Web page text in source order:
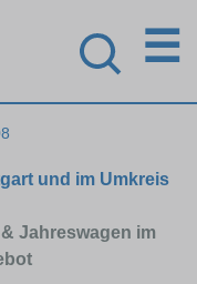
☰
und im Umkreis
Jahreswagen im